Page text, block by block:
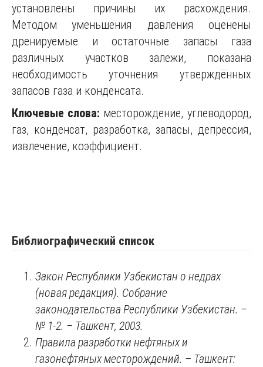
установлены причины их расхождения.
Методом уменьшения давления оценены
дренируемые и остаточные запасы газа
различных участков залежи, показана
необходимость уточнения утверждённых
запасов газа и конденсата.
Ключевые слова: месторождение, углеводород,
газ, конденсат, разработка, запасы, депрессия,
извлечение, коэффициент.
Библиографический список
Закон Республики Узбекистан о недрах
(новая редакция). Собрание
законодательства Республики Узбекистан. –
№ 1-2. – Ташкент, 2003.
Правила разработки нефтяных и
газонефтяных месторождений. – Ташкент: